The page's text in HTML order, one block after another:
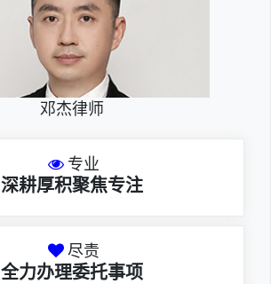
邓杰律师
专业
深耕厚积聚焦专注
尽责
全力办理委托事项